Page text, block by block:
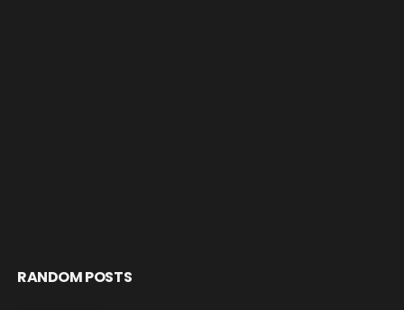
RANDOM POSTS